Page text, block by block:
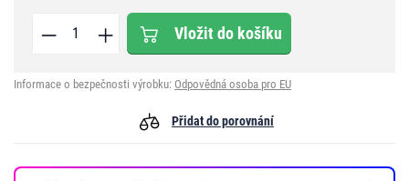
Vložit do košíku
Informace o bezpečnosti výrobku: Odpovědná osoba pro EU
Přidat do porovnání